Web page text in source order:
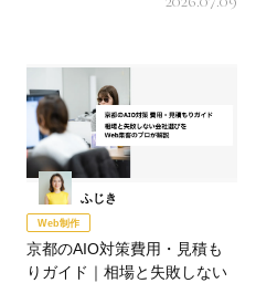
ふじき
Web制作
京都のAIO対策費用・見積も
りガイド｜相場と失敗しない